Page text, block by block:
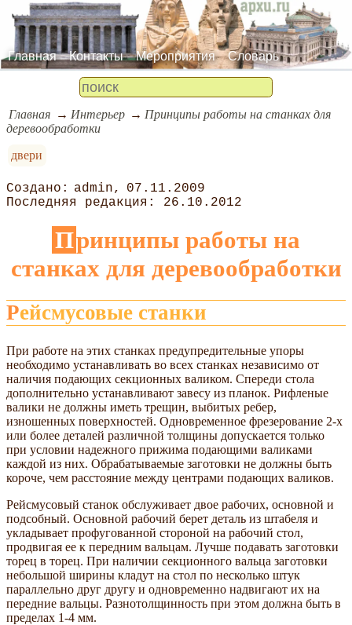
Главная Контакты Мероприятия Словарь
Главная Интерьер
Принципы работы на станках для
деревообработки
двери
admin
07.11.2009
26.10.2012
Принципы работы на
станках для деревообработки
Рейсмусовые станки
При работе на этих станках предупредительные упоры
необходимо устанавливать во всех станках независимо от
наличия подающих секционных валиком. Спереди стола
дополнительно устанавливают завесу из планок. Рифленые
валики не должны иметь трещин, выбитых ребер,
изношенных поверхностей. Одновременное фрезерование 2-х
или более деталей различной толщины допускается только
при условии надежного прижима подающими валиками
каждой из них. Обрабатываемые заготовки не должны быть
короче, чем расстояние между центрами подающих валиков.
Рейсмусовый станок обслуживает двое рабочих, основной и
подсобный. Основной рабочий берет деталь из штабеля и
укладывает профугованной стороной на рабочий стол,
продвигая ее к передним вальцам. Лучше подавать заготовки
торец в торец. При наличии секционного вальца заготовки
небольшой ширины кладут на стол по несколько штук
параллельно друг другу и одновременно надвигают их на
передние вальцы. Разнотолщинность при этом должна быть в
пределах 1-4 мм.